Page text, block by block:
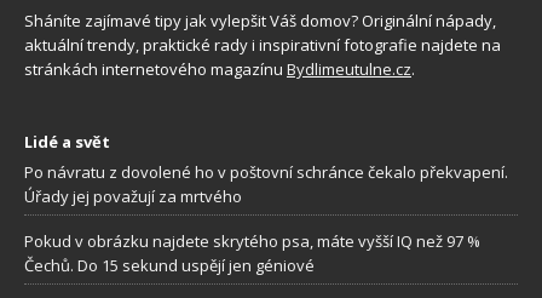
Sháníte zajímavé tipy jak vylepšit Váš domov? Originální nápady,
aktuální trendy, praktické rady i inspirativní fotografie najdete na
stránkách internetového magazínu Bydlimeutulne.cz.
Lidé a svět
Po návratu z dovolené ho v poštovní schránce čekalo překvapení.
Úřady jej považují za mrtvého
Pokud v obrázku najdete skrytého psa, máte vyšší IQ než 97 %
Čechů. Do 15 sekund uspějí jen géniové